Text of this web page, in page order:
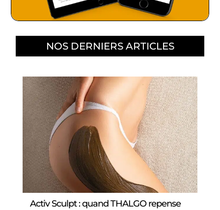
NOS DERNIERS ARTICLES
Activ Sculpt : quand THALGO repense